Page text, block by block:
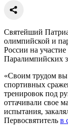
Святейший
олимпийской и
России на
Паралимпийских
«Своим трудом вы
спортивных
тренировок под
оттачивали свое
испытания,
Первосвятитель в